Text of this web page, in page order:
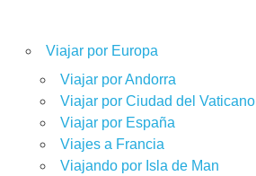
Viajar por Europa
Viajar por Andorra
Viajar por Ciudad del Vaticano
Viajar por España
Viajes a Francia
Viajando por Isla de Man